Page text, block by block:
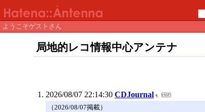
ようこそゲストさん
局地的レコ情報中心アンテナ
2026/08/07 22:14:30 CDJournal
（2026/08/07掲載）